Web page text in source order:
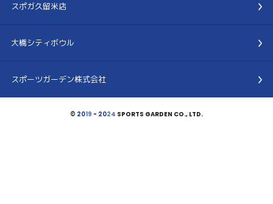
スポガ久留米店
大橋シティボウル
スポーツガーデン株式会社
© 2019 - 2024 SPORTS GARDEN CO., LTD.